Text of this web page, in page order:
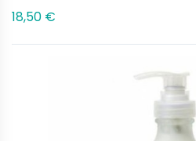
18,50 €